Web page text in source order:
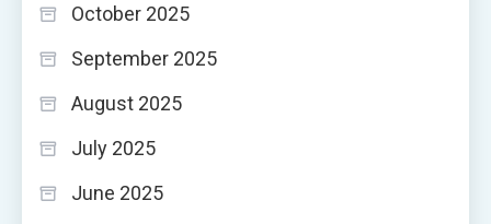
October 2025
September 2025
August 2025
July 2025
June 2025